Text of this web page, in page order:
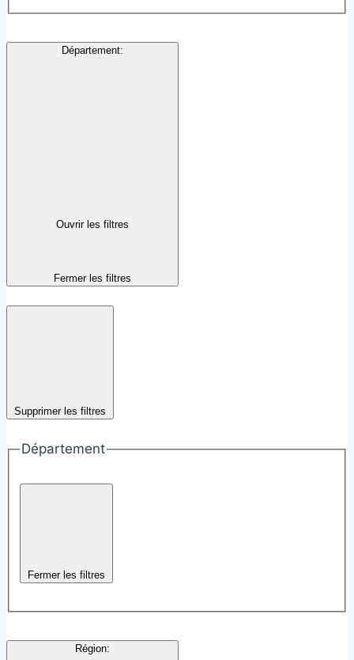
Département:
Ouvrir les filtres
Fermer les filtres
Supprimer les filtres
Département
Fermer les filtres
Région: